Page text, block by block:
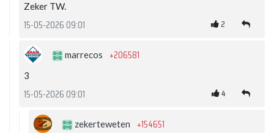
Zeker TW.
15-05-2026 09:01 2
marrecos +206581
3
15-05-2026 09:01 4
zekerteweten +154651